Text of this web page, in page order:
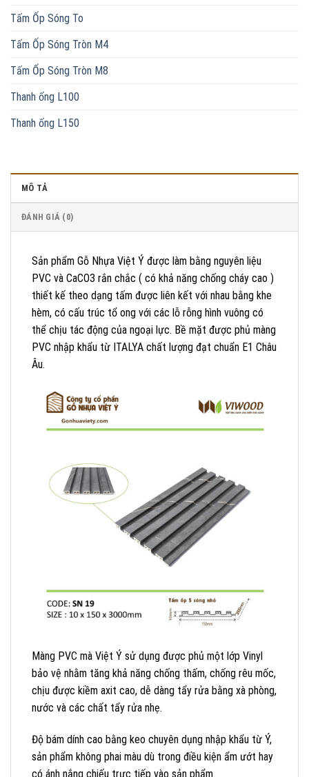
Tấm Ốp Sóng To
Tấm Ốp Sóng Tròn M4
Tấm Ốp Sóng Tròn M8
Thanh ống L100
Thanh ống L150
MÔ TẢ
ĐÁNH GIÁ (0)
Sản phẩm Gỗ Nhựa Việt Ý được làm bằng nguyên liệu
PVC và CaCO3 rắn chắc ( có khả năng chống cháy cao )
thiết kế theo dạng tấm được liên kết với nhau bằng khe
hèm, có cấu trúc tổ ong với các lỗ rỗng hình vuông có
thể chịu tác động của ngoại lực. Bề mặt được phủ màng
PVC nhập khẩu từ ITALYA chất lượng đạt chuẩn E1 Châu
Âu.
Màng PVC mà Việt Ý sử dụng được phủ một lớp Vinyl
bảo vệ nhằm tăng khả năng chống thấm, chống rêu mốc,
chịu được kiềm axit cao, dễ dàng tẩy rửa bằng xà phòng,
nước và các chất tẩy rửa nhẹ.
Độ bám dính cao bằng keo chuyên dụng nhập khẩu từ Ý,
sản phẩm không phai màu dù trong điều kiện ẩm ướt hay
có ánh nắng chiếu trực tiếp vào sản phẩm.